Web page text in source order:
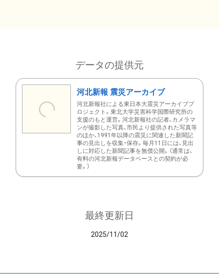
データの提供元
河北新報 震災アーカイブ
河北新報社による東日本大震災アーカイブプ
ロジェクト。東北大学災害科学国際研究所の
支援のもと運営。河北新報社の記者、カメラマ
ンが撮影した写真、市民より提供された写真等
のほか、1991年以降の震災に関連した新聞記
事の見出しを収集・保存。毎月11日には、見出
しに対応した新聞記事を無償公開。（通常は、
有料の河北新報データベースとの契約が必
要。）
最終更新日
2025/11/02